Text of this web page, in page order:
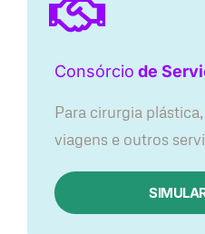
Consórcio de
Para cirurgia
viagens e outros